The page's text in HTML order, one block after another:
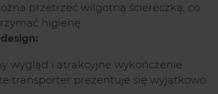
przetrzeć wilgotną ściereczką, co
higienę.
wygląd i atrakcyjne wykończenie
transporter prezentuje się wyjątkowo